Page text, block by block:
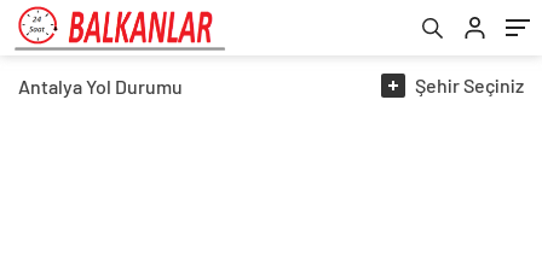
AntalyaYol Durumu ŞehirSeçiniz